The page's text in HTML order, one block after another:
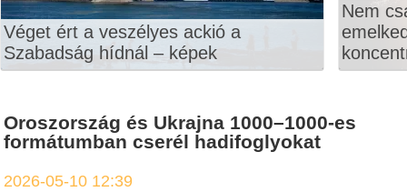
Véget ért a veszélyes ackió a
Szabadság hídnál – képek
Nem
Oroszország és Ukrajna 1000–1000-es
formátumban cserél hadifoglyokat
2026-05-10 12:39